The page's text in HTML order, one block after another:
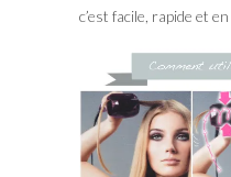
c’est facile, rapide et